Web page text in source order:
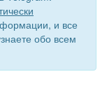
и все
обо всем